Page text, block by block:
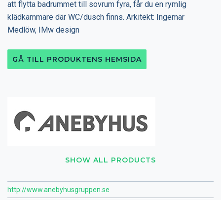
SHOW ALL PRODUCTS
http://www.anebyhusgruppen.se
att flytta badrummet till sovrum fyra, får du en rymlig
klädkammare där WC/dusch finns. Arkitekt: Ingemar
Medlöw, IMw design
GÅ TILL PRODUKTENS HEMSIDA